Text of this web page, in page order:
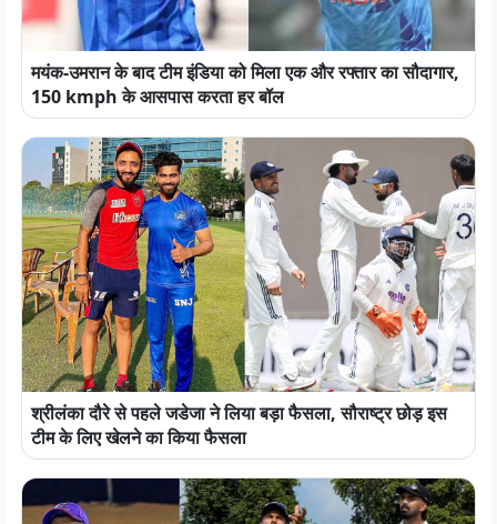
मयंक-उमरान के बाद टीम इंडिया को मिला एक और रफ्तार का सौदागार,
150 kmph के आसपास करता हर बॉल
श्रीलंका दौरे से पहले जडेजा ने लिया बड़ा फैसला, सौराष्ट्र छोड़ इस
टीम के लिए खेलने का किया फैसला